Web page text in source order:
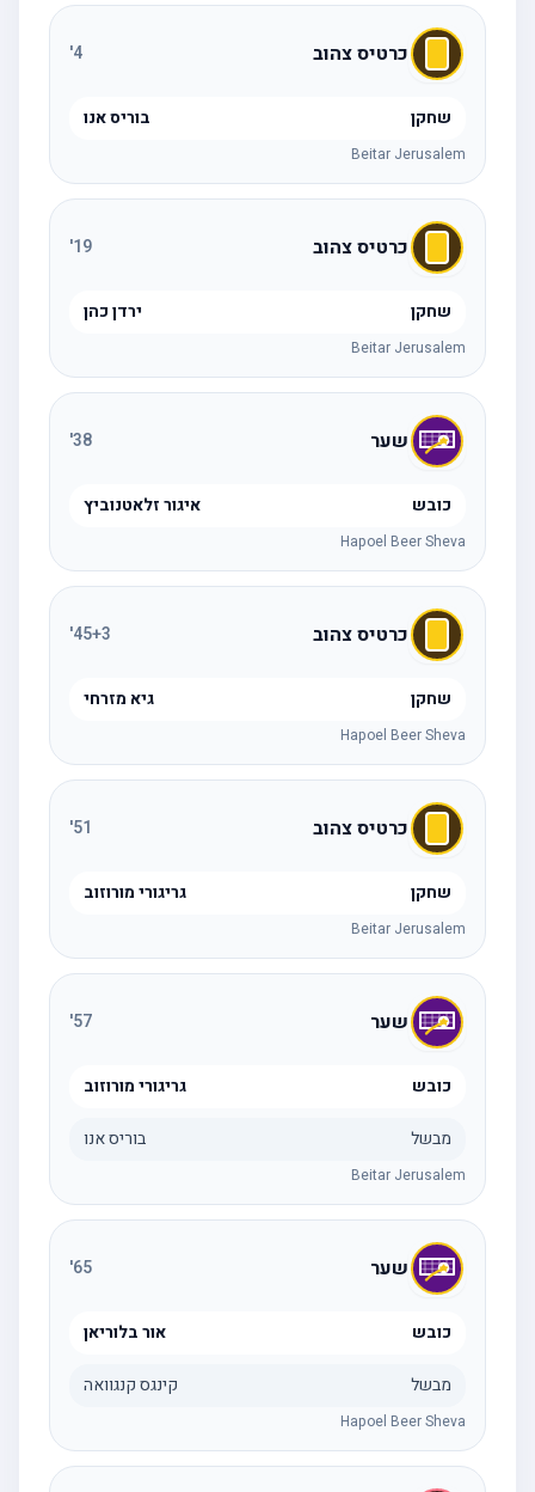
כרטיס צהוב
שחקן בוריס אנו
Beitar Jerusalem
כרטיס צהוב 19
'
שחקן ירדן כהן
Beitar Jerusalem
שער 38
'
כובש איגור זלאטנוביץ
Hapoel Beer Sheva
כרטיס צהוב 45+3
'
שחקן גיא מזרחי
Hapoel Beer Sheva
כרטיס צהוב 51
'
שחקן גריגורי מורוזוב
Beitar Jerusalem
שער 57
'
כובש גריגורי מורוזוב
מבשל בוריס אנו
Beitar Jerusalem
שער 65
'
כובש אור בלוריאן
מבשל קינגס קנגוואה
Hapoel Beer Sheva